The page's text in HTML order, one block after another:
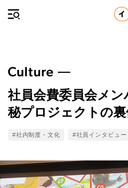
社員会費委員会メ
秘プロジェクトの
Tags
#社内制度・文化 #社員インタビュー